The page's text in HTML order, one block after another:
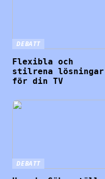
DEBATT
Flexibla och
stilrena lösningar
för din TV
DEBATT